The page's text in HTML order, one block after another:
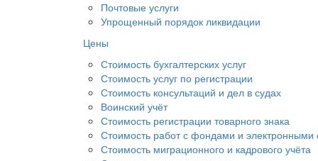
Почтовые услуги
Упрощенный порядок ликвидации
Цены
Стоимость бухгалтерских услуг
Стоимость услуг по регистрации
Стоимость консультаций и дел в судах
Воинский учёт
Стоимость регистрации товарного знака
Стоимость работ с фондами и электронными
Стоимость миграционного и кадрового учёта